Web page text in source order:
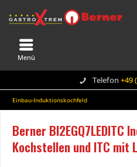
Telefon +49
Menü
Einbau-Induktionskochfeld
Berner BI2EGQ7LEDITC
Kochstellen und ITC mit